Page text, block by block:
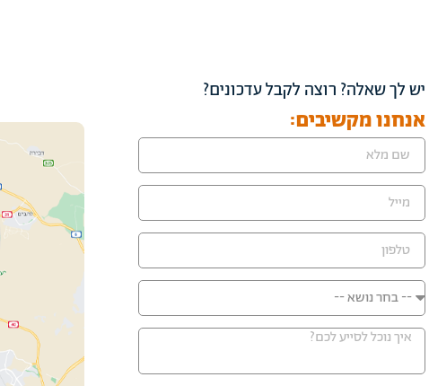
יש לך שאלה? רוצה לקבל עדכונים?
אנחנו מקשיבים: